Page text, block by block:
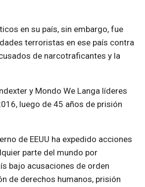
en su país, sin embargo, fue
terroristas en ese país contra
de narcotraficantes y la
y Mondo We Langa líderes
luego de 45 años de prisión
de EEUU ha expedido acciones
parte del mundo por
bajo acusaciones de orden
de derechos humanos, prisión